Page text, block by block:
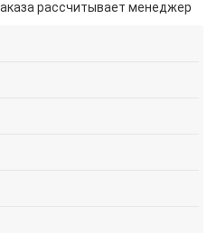
рассчитывает менеджер